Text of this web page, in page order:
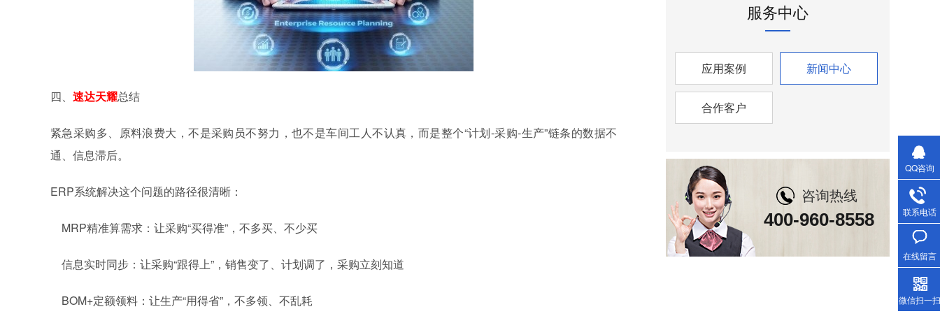
四、 速达天耀总结
紧急采购多、原料浪费大，不是采购员不努力，也不是车间工人不认真，而是整个“计划-采购-生产”链条的数据不
通、信息滞后。
ERP系统解决这个问题的路径很清晰：
MRP精准算需求：让采购“买得准”，不多买、不少买
信息实时同步：让采购“跟得上”，销售变了、计划调了，采购立刻知道
BOM+定额领料：让生产“用得省”，不多领、不乱耗
服务中心
应用案例 新闻中心
合作客户
咨询热线
400-960-8558
QQ咨询
联系电话
在线留言
微信扫一扫